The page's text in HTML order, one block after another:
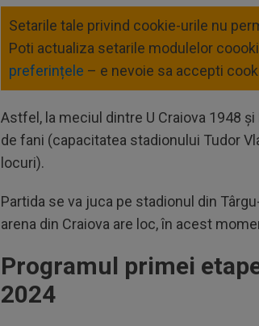
Setarile tale privind cookie-urile nu
Poti actualiza setarile modulelor
preferințele – e nevoie sa accepti
Astfel, la meciul dintre U Craiova 1948
de fani (capacitatea stadionului Tudor
locuri).
Partida se va juca pe stadionul din
arena din Craiova are loc, în acest
Programul primei
2024